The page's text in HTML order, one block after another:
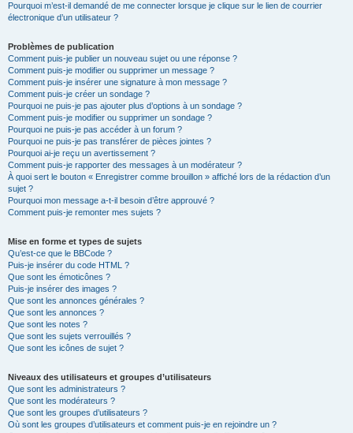
Pourquoi m’est-il demandé de me connecter lorsque je clique sur le lien de courrier
électronique d’un utilisateur ?
Problèmes de publication
Comment puis-je publier un nouveau sujet ou une réponse ?
Comment puis-je modifier ou supprimer un message ?
Comment puis-je insérer une signature à mon message ?
Comment puis-je créer un sondage ?
Pourquoi ne puis-je pas ajouter plus d’options à un sondage ?
Comment puis-je modifier ou supprimer un sondage ?
Pourquoi ne puis-je pas accéder à un forum ?
Pourquoi ne puis-je pas transférer de pièces jointes ?
Pourquoi ai-je reçu un avertissement ?
Comment puis-je rapporter des messages à un modérateur ?
À quoi sert le bouton « Enregistrer comme brouillon » affiché lors de la rédaction d’un
sujet ?
Pourquoi mon message a-t-il besoin d’être approuvé ?
Comment puis-je remonter mes sujets ?
Mise en forme et types de sujets
Qu’est-ce que le BBCode ?
Puis-je insérer du code HTML ?
Que sont les émoticônes ?
Puis-je insérer des images ?
Que sont les annonces générales ?
Que sont les annonces ?
Que sont les notes ?
Que sont les sujets verrouillés ?
Que sont les icônes de sujet ?
Niveaux des utilisateurs et groupes d’utilisateurs
Que sont les administrateurs ?
Que sont les modérateurs ?
Que sont les groupes d’utilisateurs ?
Où sont les groupes d’utilisateurs et comment puis-je en rejoindre un ?